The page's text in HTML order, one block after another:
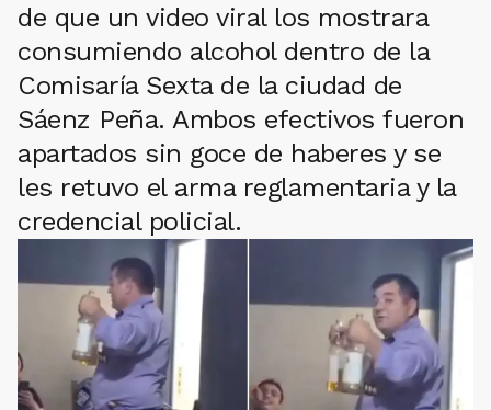
de que un video viral los mostrara
consumiendo alcohol dentro de la
Comisaría Sexta de la ciudad de
Sáenz Peña. Ambos efectivos fueron
apartados sin goce de haberes y se
les retuvo el arma reglamentaria y la
credencial policial.